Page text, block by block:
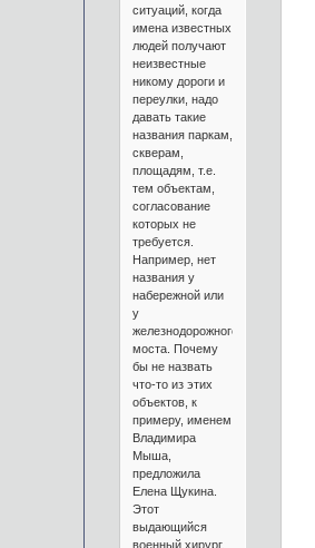
ситуаций, когда
имена известных
людей получают
неизвестные
никому дороги и
переулки, надо
давать такие
названия паркам,
скверам,
площадям, т.е.
тем объектам,
согласование
которых не
требуется.
Например, нет
названия у
набережной или
у
железнодорожного
моста. Почему
бы не назвать
что-то из этих
объектов, к
примеру, именем
Владимира
Мыша,
предложила
Елена Щукина.
Этот
выдающийся
военный хирург,